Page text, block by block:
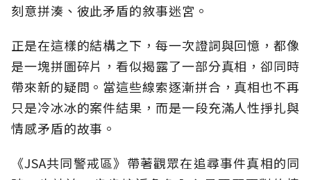
刻意拼湊、彼此矛盾的敘事迷宮。
正是在這樣的結構之下，每一次證詞與回憶，都像
是一塊拼圖碎片，看似揭露了一部分真相，卻同時
帶來新的疑問。當這些線索逐漸拼合，真相也不再
只是冷冰冰的案件結果，而是一段充滿人性掙扎與
情感矛盾的故事。
《JSA共同警戒區》帶著觀眾在追尋事件真相的同